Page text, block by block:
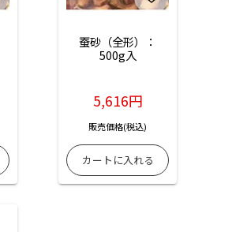
蚕砂（全形）：
500g入
5,616円
販売価格(税込)